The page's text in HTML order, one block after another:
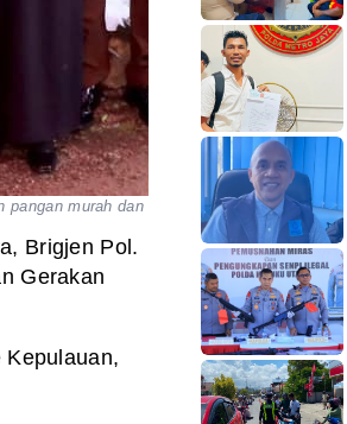
pangan murah dan
Brigjen Pol.
Gerakan